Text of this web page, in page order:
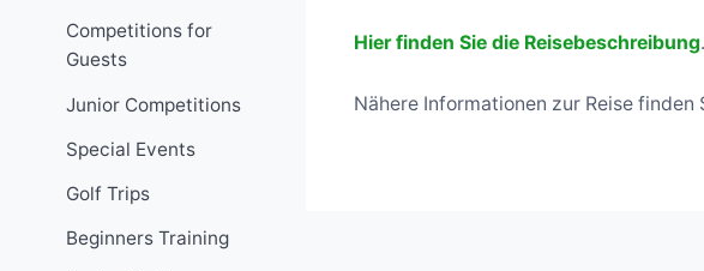
Competitions for
Guests
Junior Competitions
Special Events
Golf Trips
Beginners Training
Hier finden Sie die Reisebeschreibung.
Nähere Informationen zur Reise